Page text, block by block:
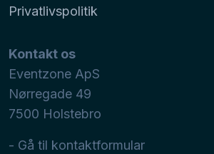
Privatlivspolitik
Kontakt os
Eventzone ApS
Nørregade 49
7500 Holstebro
- Gå til kontaktformular